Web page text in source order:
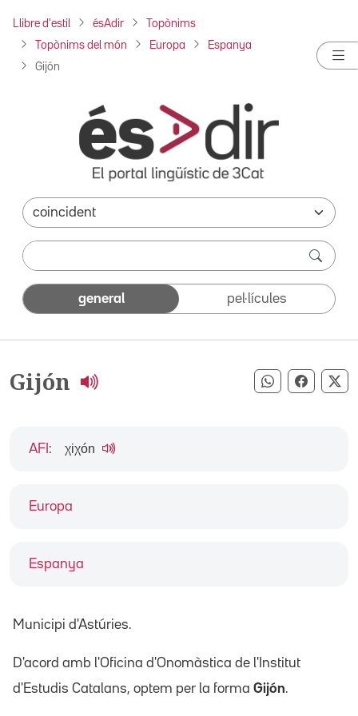
Llibre d'estil ésAdir Topònims
Topònims del món Europa Espanya
Gijón
general pel·lícules
Gijón Compartir
Europa
Espanya
AFI : χiχón
Municipi d'Astúries.
D'acord amb l'Oficina d'Onomàstica de l'Institut
d'Estudis Catalans, optem per la forma Gijón.